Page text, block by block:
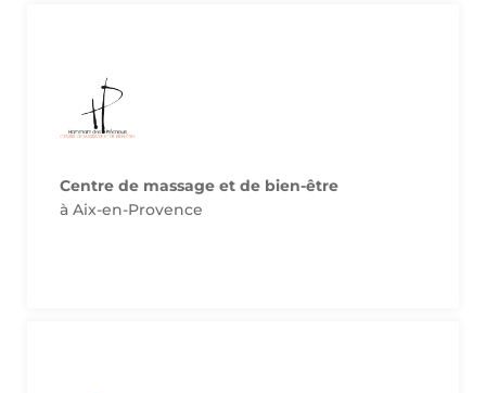
Centre de massage et de bien-être
à Aix-en-Provence
Une entrée au hammam offerte tous les ans
Site de notre partenaire